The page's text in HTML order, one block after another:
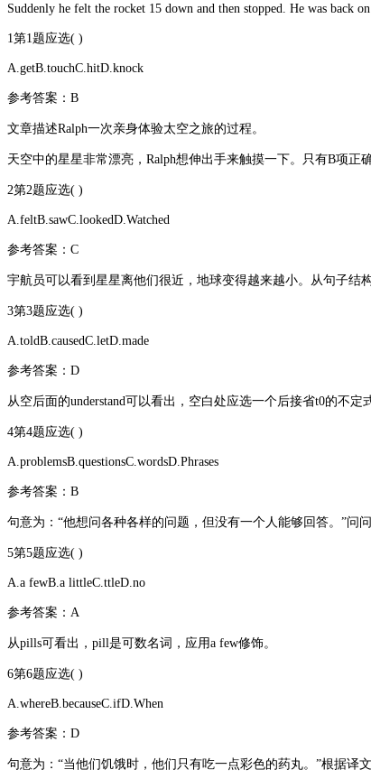
Suddenly he felt the rocket 15 down and then stopped. He was back on
1第1题应选( )
A.getB.touchC.hitD.knock
参考答案：B
文章描述Ralph一次亲身体验太空之旅的过程。
天空中的星星非常漂亮，Ralph想伸出手来触摸一下。只有B项正确
2第2题应选( )
A.feltB.sawC.lookedD.Watched
参考答案：C
宇航员可以看到星星离他们很近，地球变得越来越小。从句子结
3第3题应选( )
A.toldB.causedC.letD.made
参考答案：D
从空后面的understand可以看出，空白处应选一个后接省t0的不
4第4题应选( )
A.problemsB.questionsC.wordsD.Phrases
参考答案：B
句意为：“他想问各种各样的问题，但没有一个人能够回答。”问问
5第5题应选( )
A.a fewB.a littleC.ttleD.no
参考答案：A
从pills可看出，pill是可数名词，应用a few修饰。
6第6题应选( )
A.whereB.becauseC.ifD.When
参考答案：D
句意为：“当他们饥饿时，他们只有吃一点彩色的药丸。”根据译